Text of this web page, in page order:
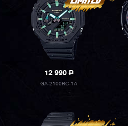
12 990P
GA-2100RC-1A